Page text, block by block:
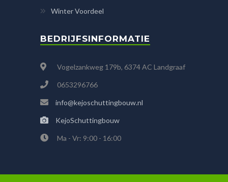
Winter Voordeel
BEDRIJFSINFORMATIE
Vogelzankweg 179b, 6374 AC Landgraaf
0653296766
info@kejoschuttingbouw.nl
KejoSchuttingbouw
Ma - Vr: 9:00 - 16:00